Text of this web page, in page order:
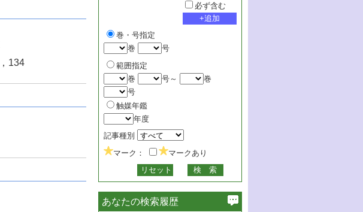
，134
必ず含む
巻・号指定
巻
号
範囲指定
巻
号～
巻
号
触媒年鑑
年度
記事種別
マーク：
マークあり
あなたの検索履歴